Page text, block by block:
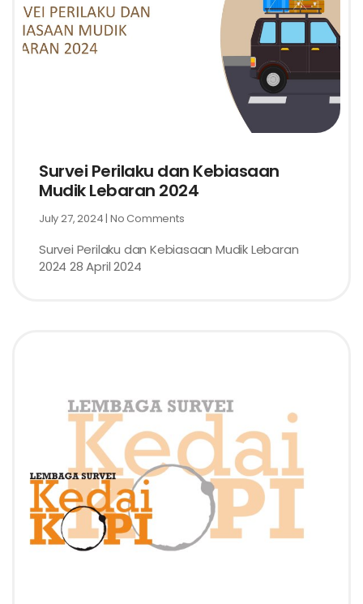
Survei Perilaku dan Kebiasaan
Mudik Lebaran 2024
July 27, 2024 No Comments
Survei Perilaku dan Kebiasaan Mudik Lebaran
2024 28 April 2024